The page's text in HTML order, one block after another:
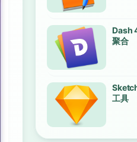
Dash
聚合
工具